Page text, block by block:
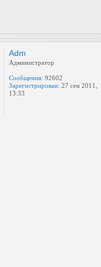
Adm
Администратор
Сообщения: 92602
Зарегистрирован: 27 сен 2011,
13:33